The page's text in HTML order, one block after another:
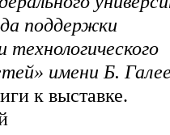
поддержки
технологического
имени Б.
к выставке.